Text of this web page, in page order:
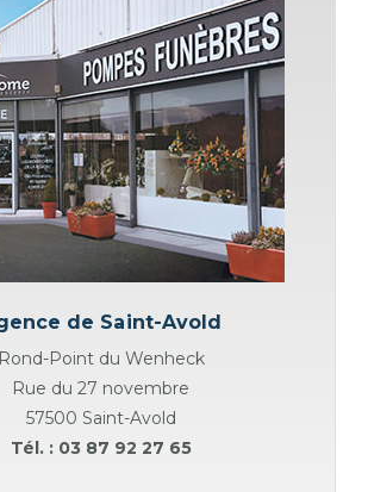
de Saint-Avold
Rond-Point du Wenheck
Rue du 27 novembre
57500 Saint-Avold
Tél. : 03 87 92 27 65